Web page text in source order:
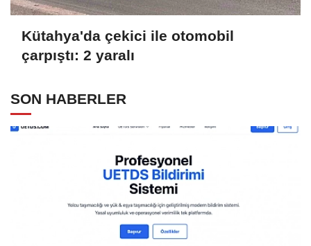
Kütahya'da çekici ile otomobil
çarpıştı: 2 yaralı
SON HABERLER